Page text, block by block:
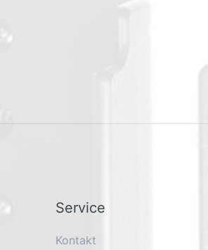
Service
Kontakt